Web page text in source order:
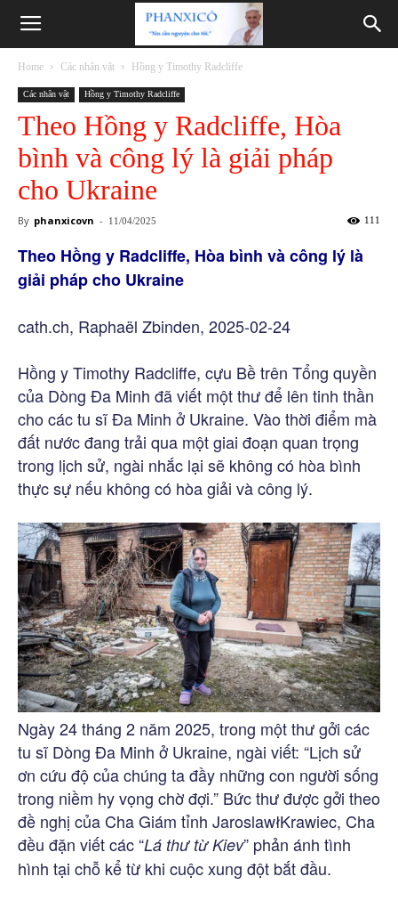
Phanxicô
Home Các nhân vật Hồng y Timothy Radcliffe
Các nhân vật Hồng y Timothy Radcliffe
Theo Hồng y Radcliffe, Hòa
bình và công lý là giải pháp
cho Ukraine
By phanxicovn - 11/04/2025 111
Theo Hồng y Radcliffe, Hòa bình và công lý là
giải pháp cho Ukraine
cath.ch, Raphaël Zbinden, 2025-02-24
Hồng y Timothy Radcliffe, cựu Bề trên Tổng quyền
của Dòng Đa Minh đã viết một thư để lên tinh thần
cho các tu sĩ Đa Minh ở Ukraine. Vào thời điểm mà
đất nước đang trải qua một giai đoạn quan trọng
trong lịch sử, ngài nhắc lại sẽ không có hòa bình
thực sự nếu không có hòa giải và công lý.
Ngày 24 tháng 2 năm 2025, trong một thư gởi các
tu sĩ Dòng Đa Minh ở Ukraine, ngài viết: “Lịch sử
ơn cứu độ của chúng ta đầy những con người sống
trong niềm hy vọng chờ đợi.” Bức thư được gởi theo
đề nghị của Cha Giám tỉnh JaroslawłKrawiec, Cha
đều đặn viết các “Lá thư từ Kiev” phản ánh tình
hình tại chỗ kể từ khi cuộc xung đột bắt đầu.